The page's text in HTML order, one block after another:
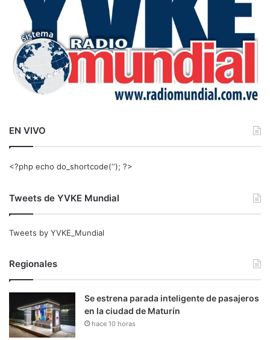
EN VIVO
<?php echo do_shortcode(‘‘); ?>
Tweets de YVKE Mundial
Tweets by YVKE_Mundial
Regionales
Se estrena parada inteligente de pasajeros
en la ciudad de Maturín
hace 10 horas